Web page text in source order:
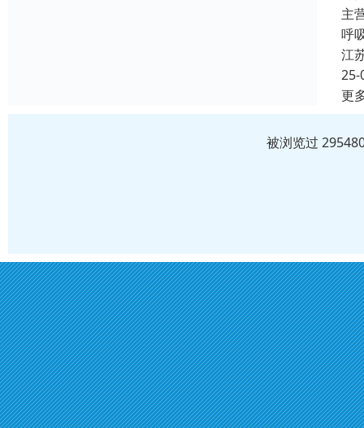
主
呼
江
25-
更
被浏览过